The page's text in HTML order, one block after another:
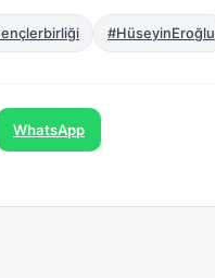
#HüseyinEroğlu
WhatsApp